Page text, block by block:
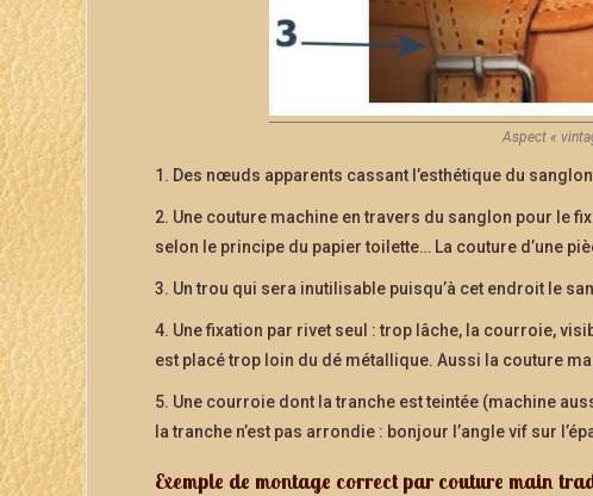
Aspect «
1. Des nœuds apparents cassant l’esthétique du
2. Une couture machine en travers du sanglon pour le
selon le principe du papier toilette… La couture d’une
3. Un trou qui sera inutilisable puisqu’à cet endroit le
4. Une fixation par rivet seul : trop lâche, la courroie,
est placé trop loin du dé métallique. Aussi la couture
5. Une courroie dont la tranche est teintée (machine
la tranche n’est pas arrondie : bonjour l’angle vif sur
Exemple de montage correct par couture main